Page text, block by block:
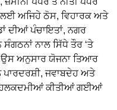
ਲਈ ਅਜਿਹੇ ਠੋਸ, ਵਿਹਾਰਕ ਅਤੇ
ਦੀਆਂ ਪੰਚਾਇਤਾਂ, ਨਗਰ
ਨਾਲ ਸਿੱਧੇ ਤੌਰ ‘ਤੇ
ਅਨੁਸਾਰ ਯੋਜਨਾ ਤਿਆਰ
ਜਵਾਬਦੇਹ ਅਤੇ
ਕੀਤੀਆਂ ਗਈਆਂ